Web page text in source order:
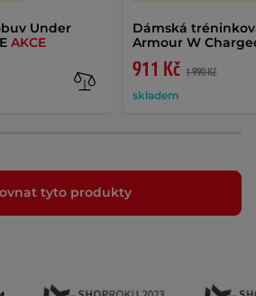
Under
AKCE
Dámská
Armour W
911 Kč 1 990 Kč
skladem
tyto produkty